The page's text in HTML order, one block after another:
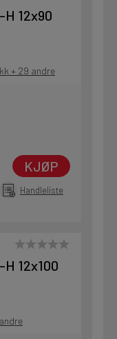
12x90
+ 29 andre
KJØP
Handleliste
12x100